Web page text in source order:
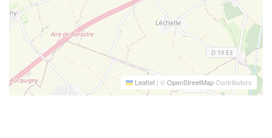
Leaflet | ©OpenStreetMapContributors